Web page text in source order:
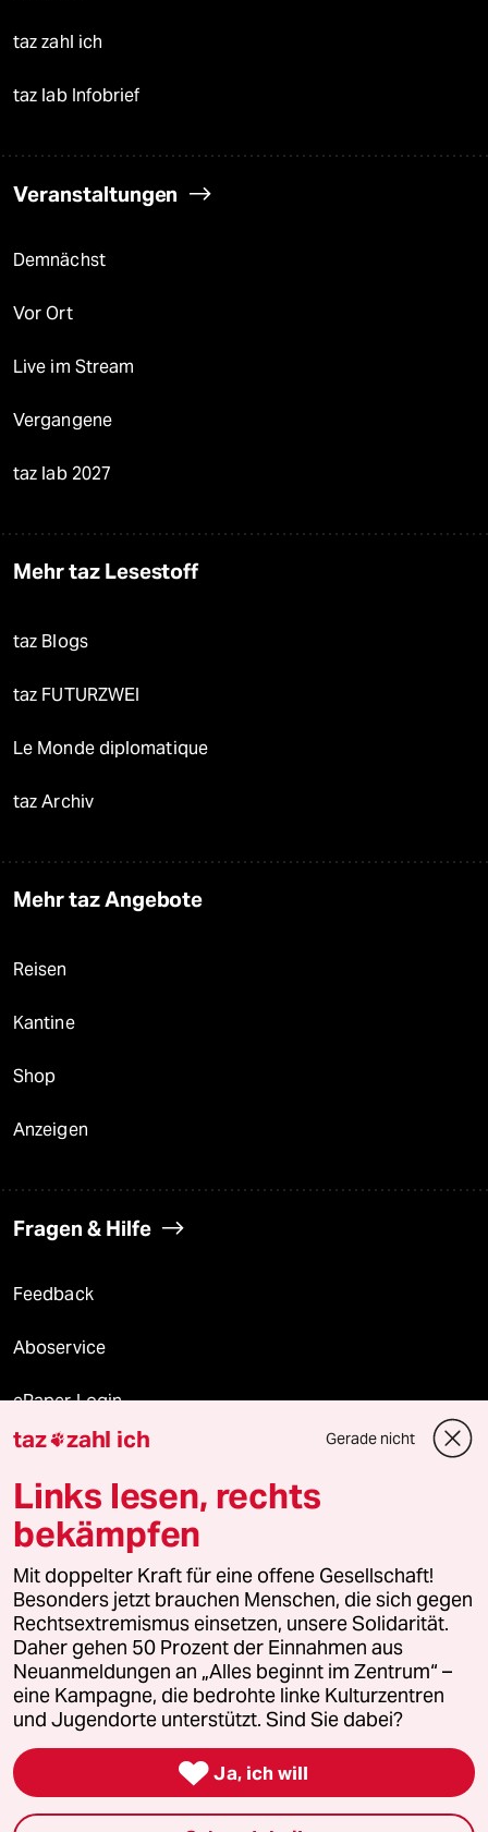
taz zahl ich
taz lab Infobrief
Veranstaltungen
Demnächst
Vor Ort
Live im Stream
Vergangene
taz lab 2027
Mehr taz Lesestoff
taz Blogs
taz FUTURZWEI
Le Monde diplomatique
taz Archiv
Mehr taz Angebote
Reisen
Kantine
Shop
Anzeigen
Fragen & Hilfe
Feedback
Aboservice
ePaper Login
Downloads für Abonnierende
© 2026 taz Verlags und Vertriebs GmbH
Alle Rechte vorbehalten. Bei rechtlichen Fragen oder für Genehmigungen
wenden Sie sich bitte an
lizenzen@taz.de
Feedback Redaktionsstatut Kommune-Richtlinien
Leitlinie Informant Datenschutz Impressum AGB
Seitenwende Einwilligungen widerrufen (Ads)
taz zahl ich Gerade nicht
Links lesen, rechts
bekämpfen
Mit doppelter Kraft für eine offene Gesellschaft!
Besonders jetzt brauchen Menschen, die sich gegen
Rechtsextremismus einsetzen, unsere Solidarität.
Daher gehen 50 Prozent der Einnahmen aus
Neuanmeldungen an „Alles beginnt im Zentrum“ –
eine Kampagne, die bedrohte linke Kulturzentren
und Jugendorte unterstützt. Sind Sie dabei?
 Ja, ich will